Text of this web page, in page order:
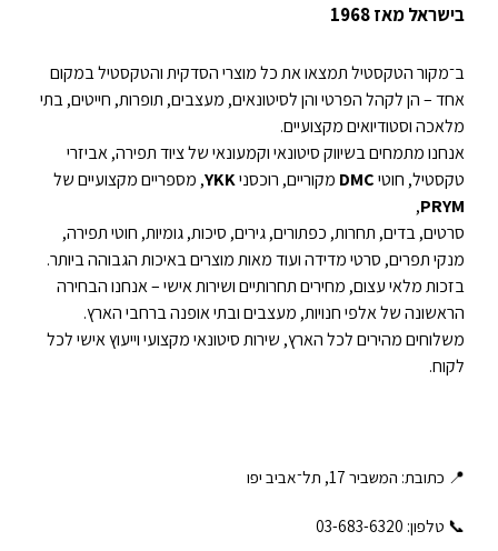
בישראל מאז 1968
ב־מקור הטקסטיל תמצאו את כל מוצרי הסדקית והטקסטיל במקום
אחד – הן לקהל הפרטי והן לסיטונאים, מעצבים, תופרות, חייטים, בתי
מלאכה וסטודיואים מקצועיים.
אנחנו מתמחים בשיווק סיטונאי וקמעונאי של ציוד תפירה, אביזרי
טקסטיל, חוטיDMC מקוריים, רוכסניYKK, מספריים מקצועיים של
PRYM
,
סרטים, בדים, תחרות, כפתורים, גירים, סיכות, גומיות, חוטי תפירה,
מנקי תפרים, סרטי מדידה ועוד מאות מוצרים באיכות הגבוהה ביותר.
בזכות מלאי עצום, מחירים תחרותיים ושירות אישי – אנחנו הבחירה
הראשונה של אלפי חנויות, מעצבים ובתי אופנה ברחבי הארץ.
משלוחים מהירים לכל הארץ, שירות סיטונאי מקצועי וייעוץ אישי לכל
לקוח.
📍 כתובת: המשביר 17, תל־אביב יפו
📞 טלפון: ‎03-683-6320